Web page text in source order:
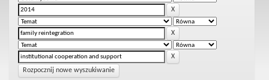
Rozpocznij nowe wyszukiwanie